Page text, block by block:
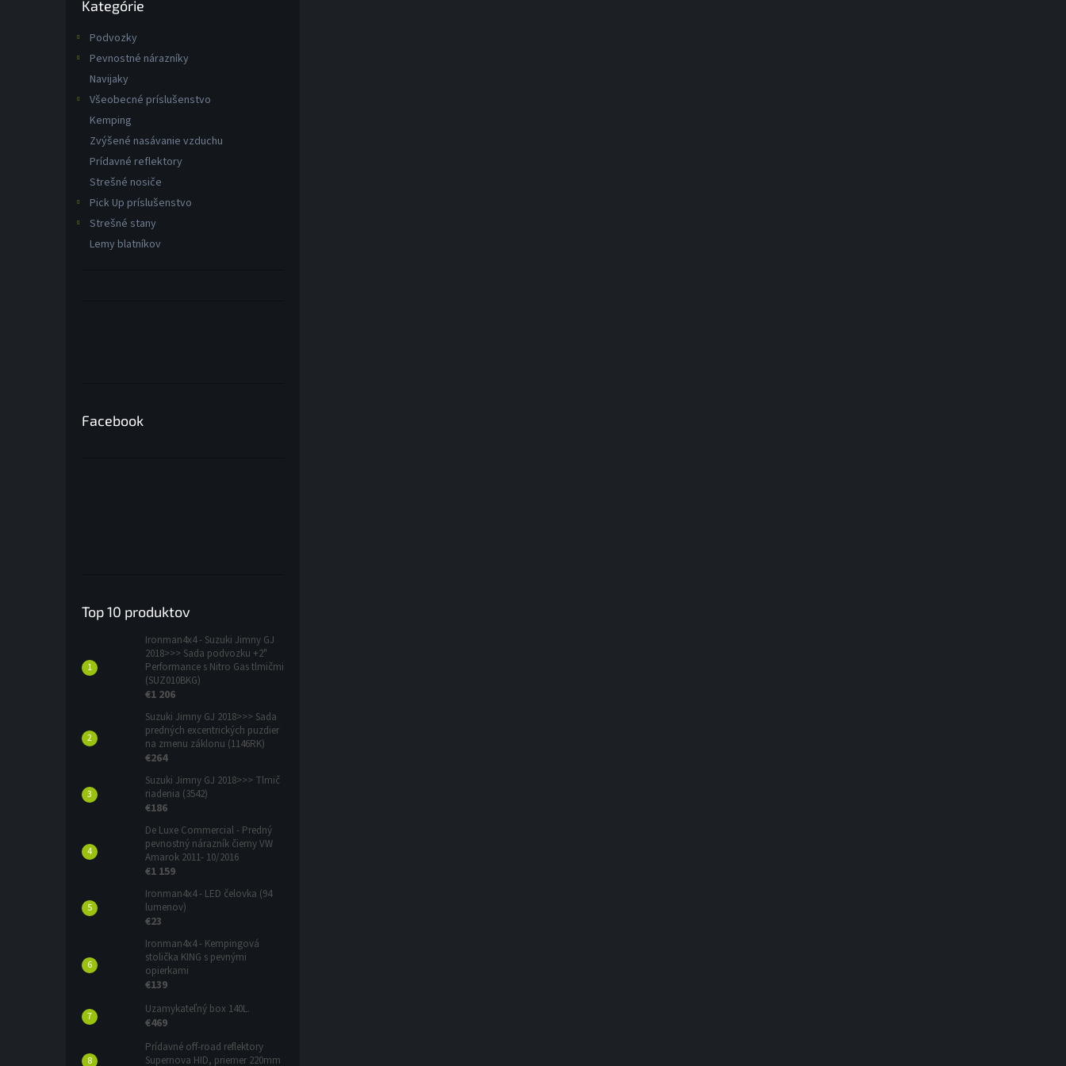
kategórie
Kategórie
Podvozky
Pevnostné nárazníky
Navijaky
Všeobecné príslušenstvo
Kemping
Zvýšené nasávanie vzduchu
Prídavné reflektory
Strešné nosiče
Pick Up príslušenstvo
Strešné stany
Lemy blatníkov
Facebook
Top 10 produktov
Ironman4x4 - Suzuki Jimny GJ
2018>>> Sada podvozku +2"
Performance s Nitro Gas tlmičmi
(SUZ010BKG)
€1 206
Suzuki Jimny GJ 2018>>> Sada
predných excentrických puzdier
na zmenu záklonu (1146RK)
€264
Suzuki Jimny GJ 2018>>> Tlmič
riadenia (3542)
€186
De Luxe Commercial - Predný
pevnostný nárazník čierny VW
Amarok 2011- 10/2016
€1 159
Ironman4x4 - LED čelovka (94
lumenov)
€23
Ironman4x4 - Kempingová
stolička KING s pevnými
opierkami
€139
Uzamykateľný box 140L.
€469
Prídavné off-road reflektory
Supernova HID, priemer 220mm